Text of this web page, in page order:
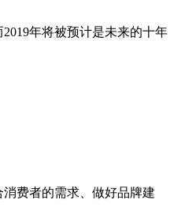
年将被预计是未来的十年
费者的需求、做好品牌建